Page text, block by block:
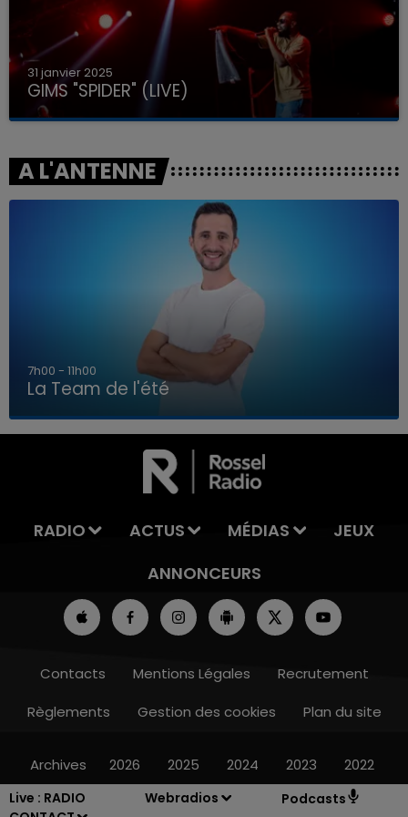
Live : RADIO
Webradios Podcasts
LA TEAM DE L'ÉTÉ
31 janvier 2025
GIMS "SPIDER" (LIVE)
A L'ANTENNE
7h00 - 11h00
La Team de l'été
RADIO ACTUS MÉDIAS
JEUX
ANNONCEURS
Contacts Mentions Légales
Recrutement
Règlements
Gestion des cookies Plan du site
Archives 2026 2025 2024 2023 2022